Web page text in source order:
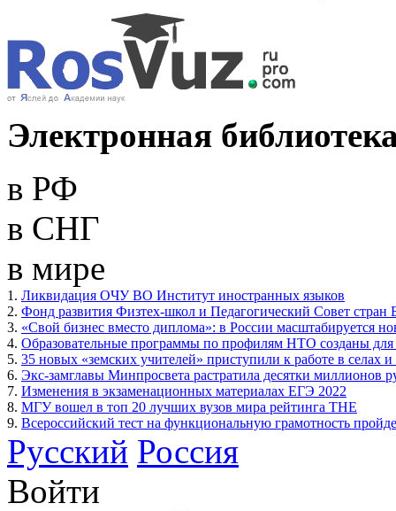
Электронная
в РФ
в СНГ
в мире
1. Ликвидация ОЧУ ВО Институт иностранных языков
2. Фонд развития Физтех-школ и Педагогический Совет
3. «Свой бизнес вместо диплома»: в России масштабируется
4. Образовательные программы по профилям НТО созданы для
5. 35 новых «земских учителей» приступили к работе в селах
6. Экс-замглавы Минпросвета растратила десятки миллионов
7. Изменения в экзаменационных материалах ЕГЭ 2022
8. МГУ вошел в топ 20 лучших вузов мира рейтинга THE
9. Всероссийский тест на функциональную грамотность
Русский Россия
Войти